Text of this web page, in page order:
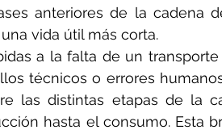
anteriores de la cadena
vida útil más corta.
a la falta de un
técnicos o errores
las distintas etapas de la
hasta el consumo. Esta